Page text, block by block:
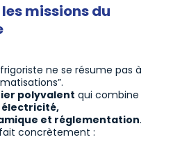
les missions du
ne se résume pas à
polyvalent qui combine
électricité,
et réglementation.
fait concrètement :